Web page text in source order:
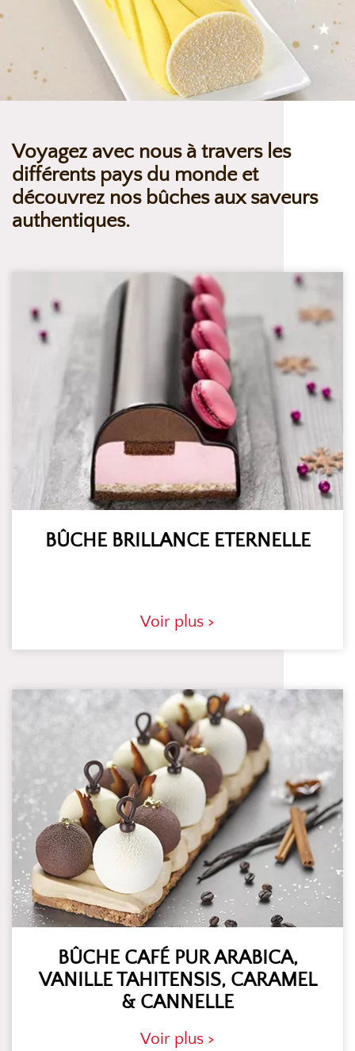
Voyagez avec nous à travers les
différents pays du monde et
découvrez nos bûches aux saveurs
authentiques.
BÛCHE BRILLANCE ETERNELLE
Voir plus >
BÛCHE CAFÉ PUR ARABICA,
VANILLE TAHITENSIS, CARAMEL
& CANNELLE
Voir plus >